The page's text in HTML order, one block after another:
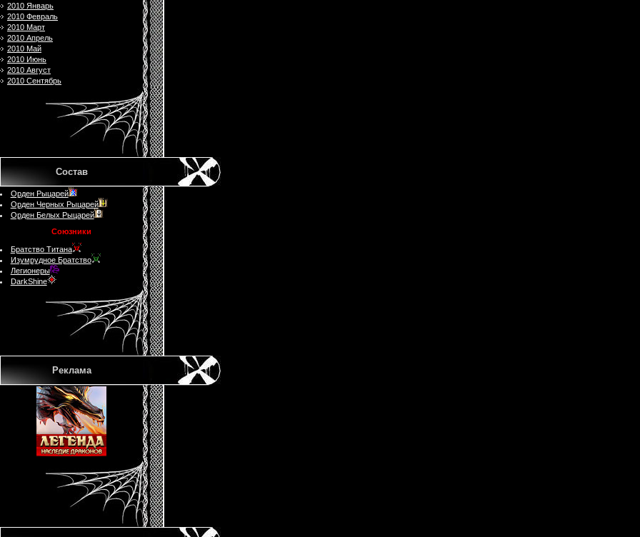
2010 Январь
2010 Февраль
2010 Март
2010 Апрель
2010 Май
2010 Июнь
2010 Август
2010 Сентябрь
Состав
Орден Рыцарей
Орден Черных Рыцарей
Орден Белых Рыцарей
Союзники
Братство Титана
Изумрудное Братство
Легионеры
DarkShine
Реклама